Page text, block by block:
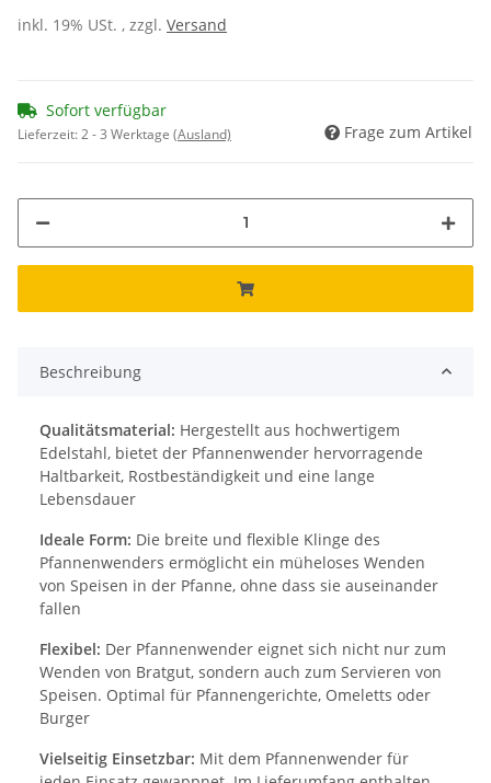
inkl. 19% USt. , zzgl. Versand
Sofort verfügbar
Lieferzeit:2 - 3 Werktage (Ausland) Frage zum Artikel
Beschreibung
Qualitätsmaterial: Hergestellt aus hochwertigem
Edelstahl, bietet der Pfannenwender hervorragende
Haltbarkeit, Rostbeständigkeit und eine lange
Lebensdauer
Ideale Form: Die breite und flexible Klinge des
Pfannenwenders ermöglicht ein müheloses Wenden
von Speisen in der Pfanne, ohne dass sie auseinander
fallen
Flexibel: Der Pfannenwender eignet sich nicht nur zum
Wenden von Bratgut, sondern auch zum Servieren von
Speisen. Optimal für Pfannengerichte, Omeletts oder
Burger
Vielseitig Einsetzbar: Mit dem Pfannenwender für